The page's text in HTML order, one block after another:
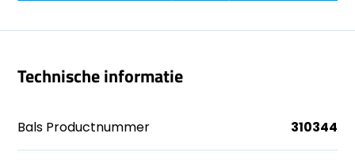
Technische informatie
Bals Productnummer 310344